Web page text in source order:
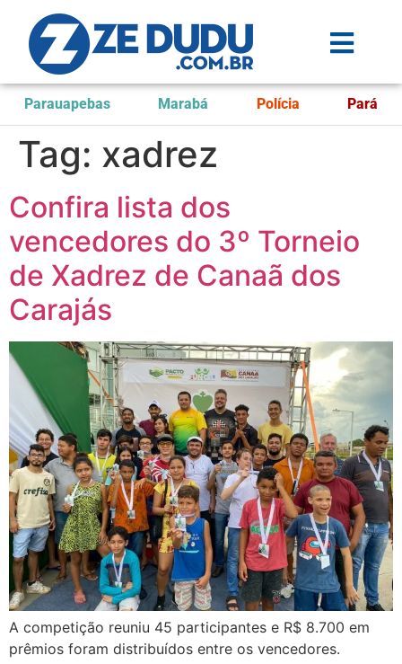
Parauapebas Marabá Polícia Pará
Tag: xadrez
Confira lista dos
vencedores do 3º Torneio
de Xadrez de Canaã dos
Carajás
A competição reuniu 45 participantes e R$ 8.700 em
prêmios foram distribuídos entre os vencedores.